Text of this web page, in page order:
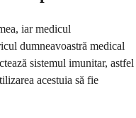
iar medicul
dumneavoastră medical
sistemul imunitar, astfel
acestuia să fie